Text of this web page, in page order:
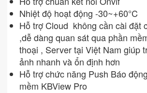
Nhiệt độ hoạt động -30~+60°C
Hỗ trợ Cloud không cần cài đặt
,dễ dàng quan sát qua phần
thoại , Server tại Việt Nam giúp
ảnh nhanh và ổn định hơn
Hỗ trợ chức năng Push Báo
mềm KBView Pro